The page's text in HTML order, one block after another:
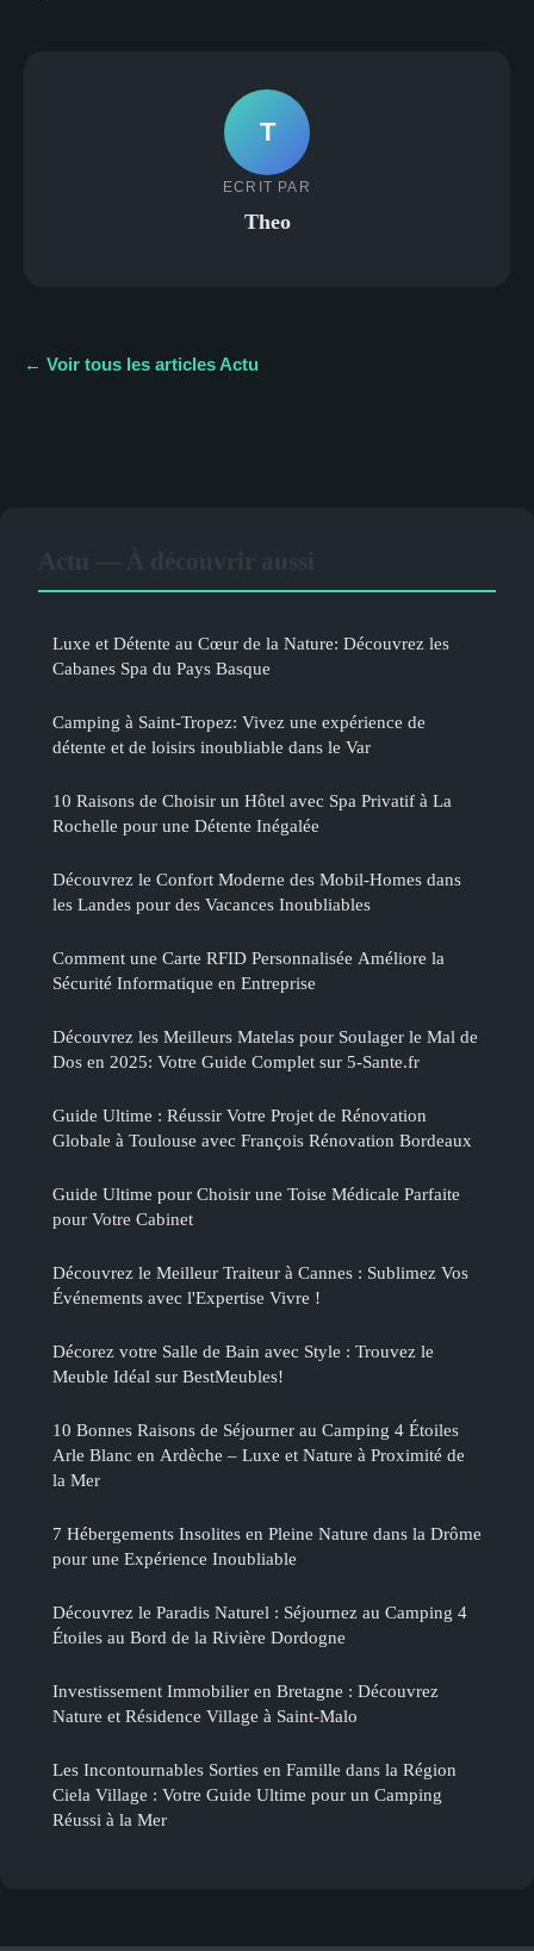
T
ECRIT PAR
Theo
← Voir tous les articles Actu
Luxe et Détente au Cœur de la Nature: Découvrez les
Cabanes Spa du Pays Basque
Camping à Saint-Tropez: Vivez une expérience de
détente et de loisirs inoubliable dans le Var
10 Raisons de Choisir un Hôtel avec Spa Privatif à La
Rochelle pour une Détente Inégalée
Découvrez le Confort Moderne des Mobil-Homes dans
les Landes pour des Vacances Inoubliables
Comment une Carte RFID Personnalisée Améliore la
Sécurité Informatique en Entreprise
Découvrez les Meilleurs Matelas pour Soulager le Mal de
Dos en 2025: Votre Guide Complet sur 5-Sante.fr
Guide Ultime : Réussir Votre Projet de Rénovation
Globale à Toulouse avec François Rénovation Bordeaux
Guide Ultime pour Choisir une Toise Médicale Parfaite
pour Votre Cabinet
Découvrez le Meilleur Traiteur à Cannes : Sublimez Vos
Événements avec l'Expertise Vivre !
Décorez votre Salle de Bain avec Style : Trouvez le
Meuble Idéal sur BestMeubles!
10 Bonnes Raisons de Séjourner au Camping 4 Étoiles
Arle Blanc en Ardèche – Luxe et Nature à Proximité de
la Mer
7 Hébergements Insolites en Pleine Nature dans la Drôme
pour une Expérience Inoubliable
Découvrez le Paradis Naturel : Séjournez au Camping 4
Étoiles au Bord de la Rivière Dordogne
Investissement Immobilier en Bretagne : Découvrez
Nature et Résidence Village à Saint-Malo
Les Incontournables Sorties en Famille dans la Région
Ciela Village : Votre Guide Ultime pour un Camping
Réussi à la Mer